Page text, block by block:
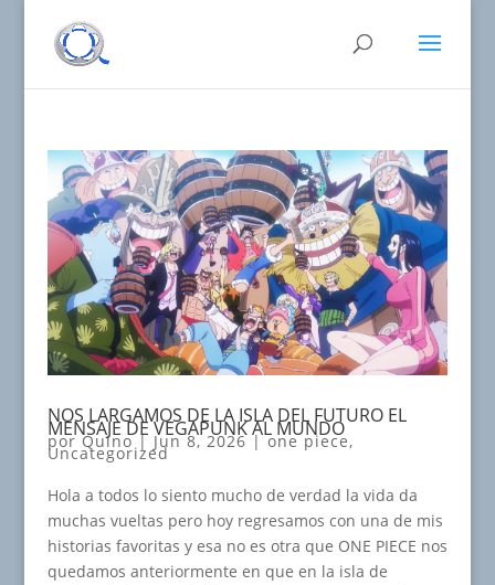
NOS LARGAMOS DE LA ISLA DEL FUTURO EL
MENSAJE DE VEGAPUNK AL MUNDO
por Quino| Jun 8, 2026|one piece,
Uncategorized
Hola a todos lo siento mucho de verdad la vida da
muchas vueltas pero hoy regresamos con una de mis
historias favoritas y esa no es otra que ONE PIECE nos
quedamos anteriormente en que en la isla de